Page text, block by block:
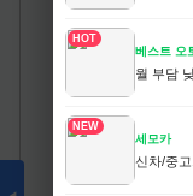
HOT
베스트 오
월 부담
NEW
세모카
신차/중